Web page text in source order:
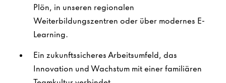
Plön, in unseren regionalen
Weiterbildungszentren oder über modernes E-
Learning.
Ein zukunftssicheres Arbeitsumfeld, das
Innovation und Wachstum mit einer familiären